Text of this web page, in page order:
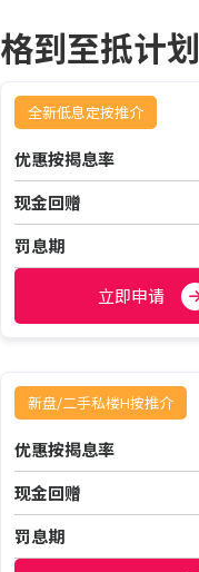
格到至抵计划
全新低息定按推介
优惠按揭息率
现金回赠
罚息期
立即申请
新盘/二手私楼H按推介
优惠按揭息率
现金回赠
罚息期